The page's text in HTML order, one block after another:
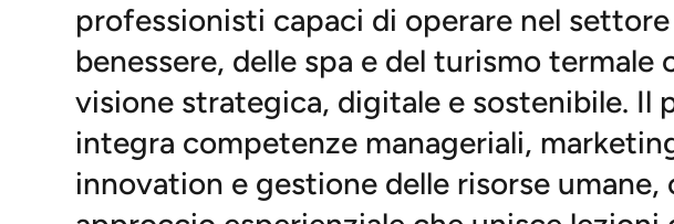
professionisti capaci di operare nel
benessere, delle spa e del turismo termale
visione strategica, digitale e sostenibile. Il
integra competenze manageriali,
innovation e gestione delle risorse umane,